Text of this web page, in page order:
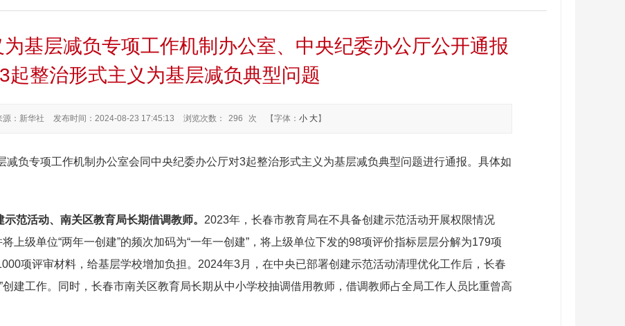
基层减负专项工作机制办公室、中央纪委办公厅公开通报
3起整治形式主义为基层减负典型问题
源：新华社 发布时间：2024-08-23 17:45:13 浏览次数： 296 次 【字体： 小 大】
减负专项工作机制办公室会同中央纪委办公厅对3起整治形式主义为基层减负典型问题进行通报。具体如
范活动、南关区教育局长期借调教师。 2023年，长春市教育局在不具备创建示范活动开展权限情况
上级单位“两年一创建”的频次加码为“一年一创建”，将上级单位下发的98项评价指标层层分解为179项
项评审材料，给基层学校增加负担。2024年3月，在中央已部署创建示范活动清理优化工作后，长春
建工作。同时，长春市南关区教育局长期从中小学校抽调借用教师，借调教师占全局工作人员比重曾高